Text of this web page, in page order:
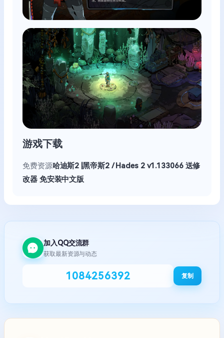
游戏下载
免费资源哈迪斯2 |黑帝斯2 / Hades 2 v1.133066 送修
改器 免安装中文版
加入QQ交流群
获取最新资源与动态
1084256392 复制